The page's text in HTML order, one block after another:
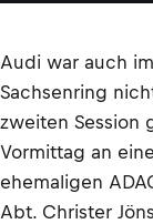
Audi war auch
Sachsenring
zweiten Session
Vormittag an
ehemaligen
Abt. Christer